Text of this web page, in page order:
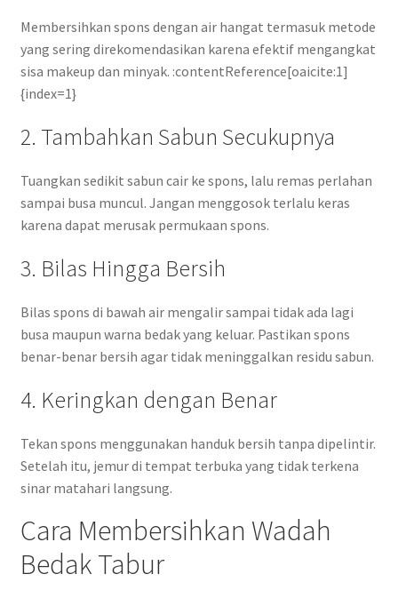
Membersihkan spons dengan air hangat termasuk metode
yang sering direkomendasikan karena efektif mengangkat
sisa makeup dan minyak. :contentReference[oaicite:1]
{index=1}
2. Tambahkan Sabun Secukupnya
Tuangkan sedikit sabun cair ke spons, lalu remas perlahan
sampai busa muncul. Jangan menggosok terlalu keras
karena dapat merusak permukaan spons.
3. Bilas Hingga Bersih
Bilas spons di bawah air mengalir sampai tidak ada lagi
busa maupun warna bedak yang keluar. Pastikan spons
benar-benar bersih agar tidak meninggalkan residu sabun.
4. Keringkan dengan Benar
Tekan spons menggunakan handuk bersih tanpa dipelintir.
Setelah itu, jemur di tempat terbuka yang tidak terkena
sinar matahari langsung.
Cara Membersihkan Wadah
Bedak Tabur